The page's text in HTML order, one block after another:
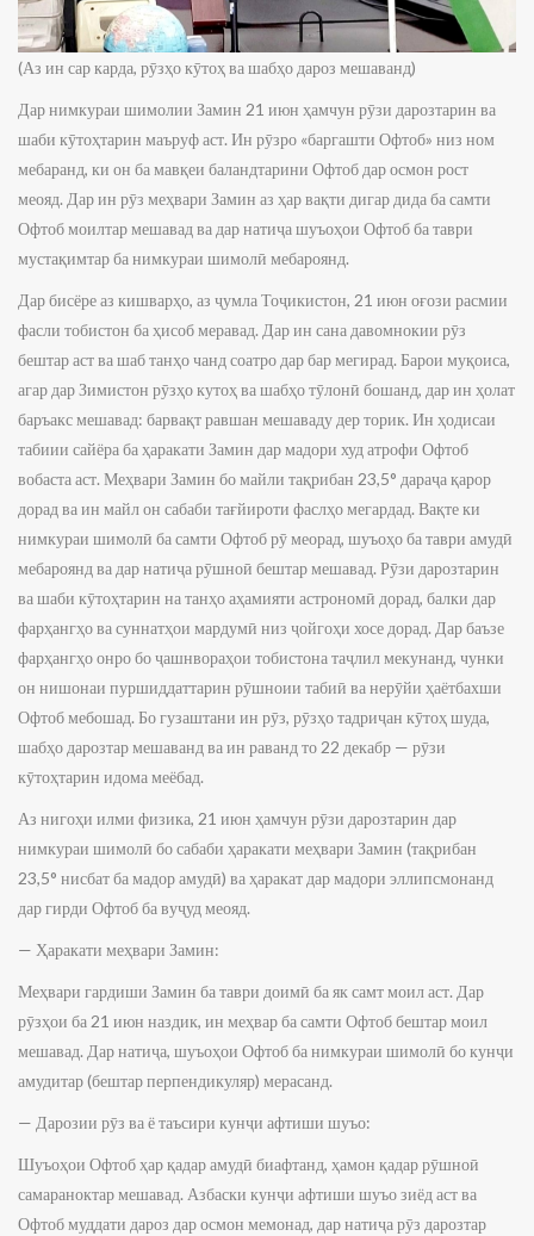
(Аз ин сар карда, рӯзҳо кӯтоҳ ва шабҳо дароз мешаванд)
Дар нимкураи шимолии Замин 21 июн ҳамчун рӯзи дарозтарин ва
шаби кӯтоҳтарин маъруф аст. Ин рӯзро «баргашти Офтоб» низ ном
мебаранд, ки он ба мавқеи баландтарини Офтоб дар осмон рост
меояд. Дар ин рӯз меҳвари Замин аз ҳар вақти дигар дида ба самти
Офтоб моилтар мешавад ва дар натиҷа шуъоҳои Офтоб ба таври
мустақимтар ба нимкураи шимолӣ мебароянд.
Дар бисёре аз кишварҳо, аз ҷумла Тоҷикистон, 21 июн оғози расмии
фасли тобистон ба ҳисоб меравад. Дар ин сана давомнокии рӯз
бештар аст ва шаб танҳо чанд соатро дар бар мегирад. Барои муқоиса,
агар дар Зимистон рӯзҳо кутоҳ ва шабҳо тӯлонӣ бошанд, дар ин ҳолат
баръакс мешавад: барвақт равшан мешаваду дер торик. Ин ҳодисаи
табиии сайёра ба ҳаракати Замин дар мадори худ атрофи Офтоб
вобаста аст. Меҳвари Замин бо майли тақрибан 23,5° дараҷа қарор
дорад ва ин майл он сабаби тағйироти фаслҳо мегардад. Вақте ки
нимкураи шимолӣ ба самти Офтоб рӯ меорад, шуъоҳо ба таври амудӣ
мебароянд ва дар натиҷа рӯшноӣ бештар мешавад. Рӯзи дарозтарин
ва шаби кӯтоҳтарин на танҳо аҳамияти астрономӣ дорад, балки дар
фарҳангҳо ва суннатҳои мардумӣ низ ҷойгоҳи хосе дорад. Дар баъзе
фарҳангҳо онро бо ҷашнвораҳои тобистона таҷлил мекунанд, чунки
он нишонаи пуршиддаттарин рӯшноии табиӣ ва нерӯйи ҳаётбахши
Офтоб мебошад. Бо гузаштани ин рӯз, рӯзҳо тадриҷан кӯтоҳ шуда,
шабҳо дарозтар мешаванд ва ин раванд то 22 декабр — рӯзи
кӯтоҳтарин идома меёбад.
Аз нигоҳи илми физика, 21 июн ҳамчун рӯзи дарозтарин дар
нимкураи шимолӣ бо сабаби ҳаракати меҳвари Замин (тақрибан
23,5° нисбат ба мадор амудӣ) ва ҳаракат дар мадори эллипсмонанд
дар гирди Офтоб ба вуҷуд меояд.
— Ҳаракати меҳвари Замин:
Меҳвари гардиши Замин ба таври доимӣ ба як самт моил аст. Дар
рӯзҳои ба 21 июн наздик, ин меҳвар ба самти Офтоб бештар моил
мешавад. Дар натиҷа, шуъоҳои Офтоб ба нимкураи шимолӣ бо кунҷи
амудитар (бештар перпендикуляр) мерасанд.
— Дарозии рӯз ва ё таъсири кунҷи афтиши шуъо:
Шуъоҳои Офтоб ҳар қадар амудӣ биафтанд, ҳамон қадар рӯшноӣ
самараноктар мешавад. Азбаски кунҷи афтиши шуъо зиёд аст ва
Офтоб муддати дароз дар осмон мемонад, дар натиҷа рӯз дарозтар